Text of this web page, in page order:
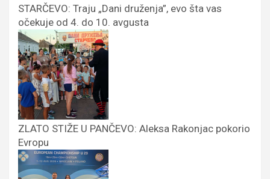
STARČEVO: Traju „Dani druženja”, evo šta vas
očekuje od 4. do 10. avgusta
ZLATO STIŽE U PANČEVO: Aleksa Rakonjac pokorio
Evropu